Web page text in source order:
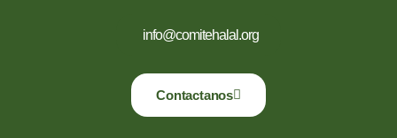
info@comitehalal.org
Contactanos